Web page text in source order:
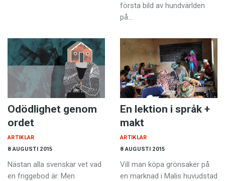
första bild av hundvärlden
på…
Odödlighet genom
ordet
8 AUGUSTI 2015
ARTIKLAR
Nästan alla svenskar vet vad
en friggebod är. Men
En lektion i språk +
makt
8 AUGUSTI 2015
ARTIKLAR
Vill man köpa grönsaker på
en marknad i Malis huvudstad